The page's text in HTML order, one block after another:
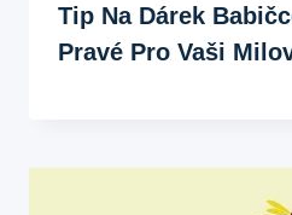
Tip Na Dárek
Pravé Pro Vaši